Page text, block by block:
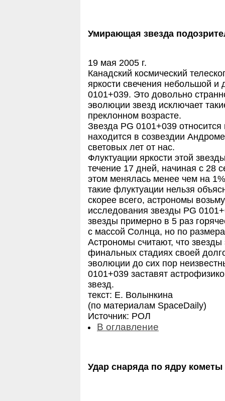
Умирающая звезда
19 мая 2005 г.
Канадский космический
яркости свечения небольшой и
0101+039. Это довольно
эволюции звезд исключает
преклонном возрасте.
Звезда PG 0101+039
находится в созвездии
световых лет от нас.
Флуктуации яркости этой
течение 17 дней, начиная с 28
этом менялась менее чем на
такие флуктуации нельзя
скорее всего, астрономы
исследования звезды PG
звезды примерно в 5 раз
с массой Солнца, но по
Астрономы считают, что звезды
финальных стадиях своей
эволюции до сих пор
0101+039 заставят
звезд.
текст: Е. Волынкина
(по материалам SpaceDaily)
Источник: РОЛ
В оглавление
Удар снаряда по ядру